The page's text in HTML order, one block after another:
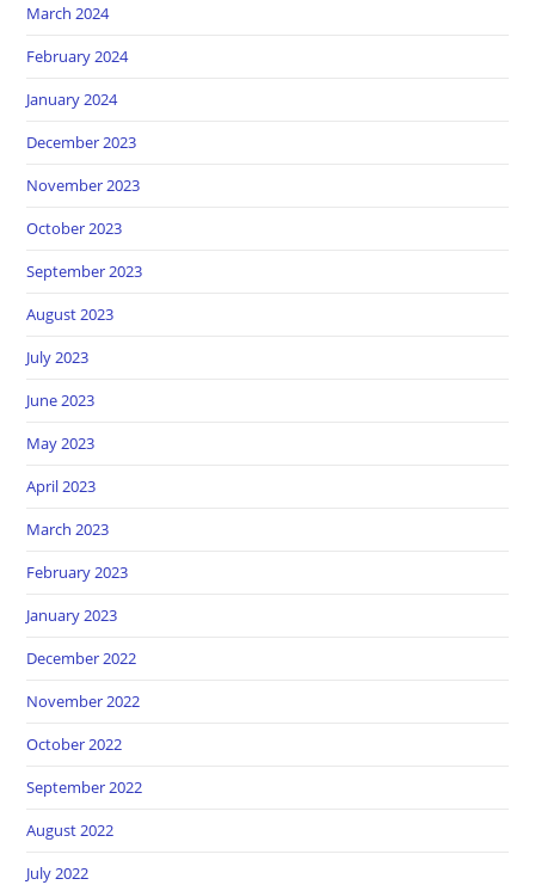
March 2024
February 2024
January 2024
December 2023
November 2023
October 2023
September 2023
August 2023
July 2023
June 2023
May 2023
April 2023
March 2023
February 2023
January 2023
December 2022
November 2022
October 2022
September 2022
August 2022
July 2022